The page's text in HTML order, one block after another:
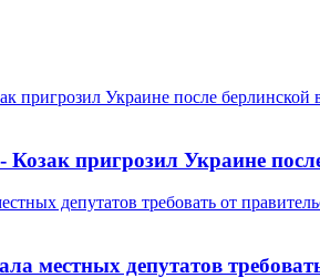
Козак пригрозил Украине
местных депутатов